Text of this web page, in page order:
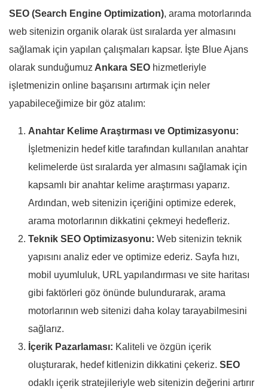
SEO (Search Engine Optimization), arama motorlarında
web sitenizin organik olarak üst sıralarda yer almasını
sağlamak için yapılan çalışmaları kapsar. İşte Blue Ajans
olarak sunduğumuz Ankara SEO hizmetleriyle
işletmenizin online başarısını artırmak için neler
yapabileceğimize bir göz atalım:
Anahtar Kelime Araştırması ve Optimizasyonu:
İşletmenizin hedef kitle tarafından kullanılan anahtar
kelimelerde üst sıralarda yer almasını sağlamak için
kapsamlı bir anahtar kelime araştırması yaparız.
Ardından, web sitenizin içeriğini optimize ederek,
arama motorlarının dikkatini çekmeyi hedefleriz.
Teknik SEO Optimizasyonu: Web sitenizin teknik
yapısını analiz eder ve optimize ederiz. Sayfa hızı,
mobil uyumluluk, URL yapılandırması ve site haritası
gibi faktörleri göz önünde bulundurarak, arama
motorlarının web sitenizi daha kolay tarayabilmesini
sağlarız.
İçerik Pazarlaması: Kaliteli ve özgün içerik
oluşturarak, hedef kitlenizin dikkatini çekeriz. SEO
odaklı içerik stratejileriyle web sitenizin değerini artırır